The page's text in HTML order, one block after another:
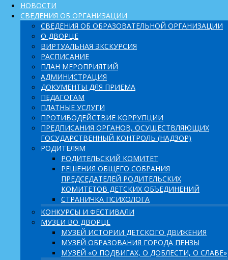
НОВОСТИ
СВЕДЕНИЯ ОБ ОРГАНИЗАЦИИ
СВЕДЕНИЯ ОБ ОБРАЗОВАТЕЛЬНОЙ ОРГАНИЗАЦИИ
О ДВОРЦЕ
ВИРТУАЛЬНАЯ ЭКСКУРСИЯ
РАСПИСАНИЕ
ПЛАН МЕРОПРИЯТИЙ
АДМИНИСТРАЦИЯ
ДОКУМЕНТЫ ДЛЯ ПРИЕМА
ПЕДАГОГАМ
ПЛАТНЫЕ УСЛУГИ
ПРОТИВОДЕЙСТВИЕ КОРРУПЦИИ
ПРЕДПИСАНИЯ ОРГАНОВ, ОСУЩЕСТВЛЯЮЩИХ
ГОСУДАРСТВЕННЫЙ КОНТРОЛЬ (НАДЗОР)
РОДИТЕЛЯМ
РОДИТЕЛЬСКИЙ КОМИТЕТ
РЕШЕНИЯ ОБЩЕГО СОБРАНИЯ
ПРЕДСЕДАТЕЛЕЙ РОДИТЕЛЬСКИХ
КОМИТЕТОВ ДЕТСКИХ ОБЪЕДИНЕНИЙ
СТРАНИЧКА ПСИХОЛОГА
КОНКУРСЫ И ФЕСТИВАЛИ
МУЗЕИ ВО ДВОРЦЕ
МУЗЕЙ ИСТОРИИ ДЕТСКОГО ДВИЖЕНИЯ
МУЗЕЙ ОБРАЗОВАНИЯ ГОРОДА ПЕНЗЫ
МУЗЕЙ «О ПОДВИГАХ, О ДОБЛЕСТИ, О СЛАВЕ»